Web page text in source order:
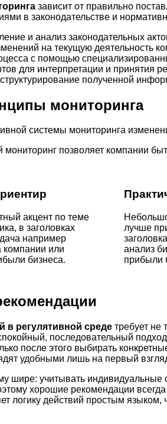
зависит от правильно
в законодательстве и
и анализ законодательных
на текущую деятельность
с помощью
для интерпретации и принятия
полученной
мониторинга
системы мониторинга
позволяет компании
акцент по теме
в заголовках
например
компании или
бизнеса.
лучше
анализ
прибыли
в регулятивной среде требует не
последовательный
после этого выбирать
удобными лишь на первый
шире: учитывать
хорошие рекомендации
логику действий простым